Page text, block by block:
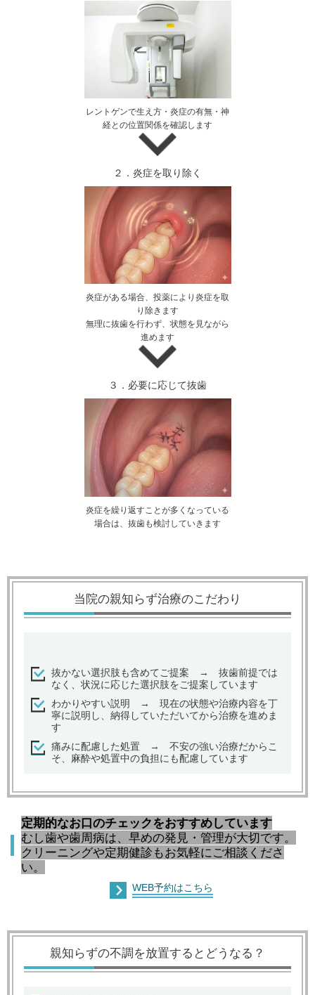
レントゲンで生え方・炎症の有無・神
経との位置関係を確認します
２．炎症を取り除く
炎症がある場合、投薬により炎症を取
り除きます
無理に抜歯を行わず、状態を見ながら
進めます
３．必要に応じて抜歯
炎症を繰り返すことが多くなっている
場合は、抜歯も検討していきます
当院の親知らず治療のこだわり
抜かない選択肢も含めてご提案 → 抜歯前提では
なく、状況に応じた選択肢をご提案しています
わかりやすい説明 → 現在の状態や治療内容を丁
寧に説明し、納得していただいてから治療を進めま
す
痛みに配慮した処置 → 不安の強い治療だからこ
そ、麻酔や処置中の負担にも配慮しています
定期的なお口のチェックをおすすめしています
むし歯や歯周病は、早めの発見・管理が大切です。
クリーニングや定期健診もお気軽にご相談くださ
い。
WEB予約はこちら
親知らずの不調を放置するとどうなる？